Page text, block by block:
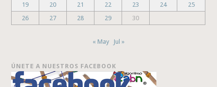
19
20 21 22 23 24
25
26
27 28 29 30
« May Jul »
ÚNETE A NUESTROS FACEBOOK